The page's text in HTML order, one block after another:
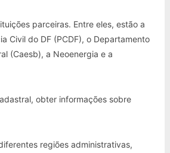
parceiras. Entre eles, estão a
Civil do DF (PCDF), o Departamento
(Caesb), a Neoenergia e a
obter informações sobre
regiões administrativas,